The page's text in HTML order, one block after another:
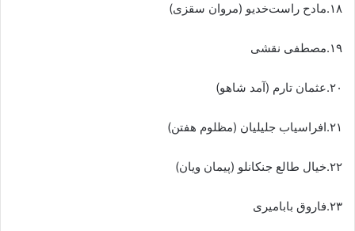
۱۸.مادح راست‌خدیو (مروان سقزی)
۱۹.مصطفی نقشی
۲۰.عثمان تارم (آمد شاهو)
۲۱.افراسیاب جلیلیان (مظلوم هفتن)
۲۲.خیال طالع جنکانلو (پیمان ویان)
۲۳.فاروق بابامیری